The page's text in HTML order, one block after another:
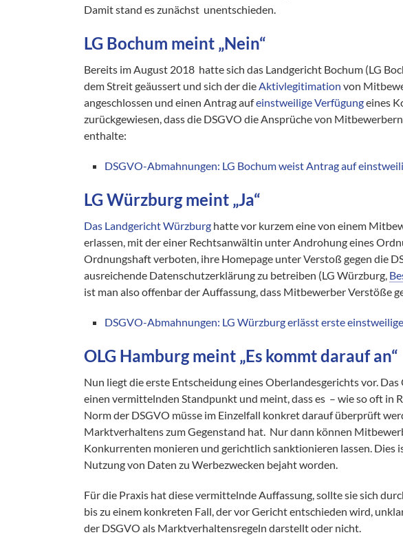
Damit stand es zunächst unentschieden.
LG Bochum meint „Nein“
Bereits im August 2018 hatte sich das Landgericht Bochum (LG
dem Streit geäussert und sich der dieAktivlegitimation von
angeschlossen und einen Antrag aufeinstweilige Verfügungeines
zurückgewiesen, dass die DSGVO die Ansprüche von
enthalte:
DSGVO-Abmahnungen: LG Bochum weist Antrag auf
LG Würzburg meint „Ja“
Das Landgericht Würzburg hatte vor kurzem eine von einem
erlassen, mit der einer Rechtsanwältin unter Androhung eines
Ordnungshaft verboten, ihre Homepage unter Verstoß gegen die
ausreichende Datenschutzerklärung zu betreiben (LG Würzburg,
ist man also offenbar der Auffassung, dass Mitbewerber Verstöße
DSGVO-Abmahnungen: LG Würzburg erlässt erste
OLG Hamburg meint „Es kommt darauf an“
Nun liegt die erste Entscheidung eines Oberlandesgerichts vor.
einen vermittelnden Standpunkt und meint, dass es – wie so oft in
Norm der DSGVO müsse im Einzelfall konkret darauf überprüft
Marktverhaltens zum Gegenstand hat. Nur dann können
Konkurrenten monieren und gerichtlich sanktionieren lassen. Dies
Nutzung von Daten zu Werbezwecken bejaht worden.
Für die Praxis hat diese vermittelnde Auffassung, sollte sie sich
bis zu einem konkreten Fall, der vor Gericht entschieden wird,
der DSGVO als Marktverhaltensregeln darstellt oder nicht.